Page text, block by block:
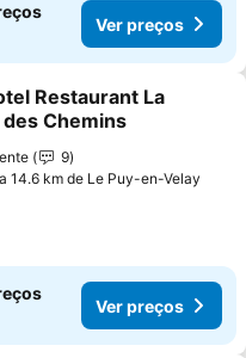
Ver preços
aos favoritos
Restaurant La
Chemins
9
14.6 km de Le Puy-en-Velay
Ver preços